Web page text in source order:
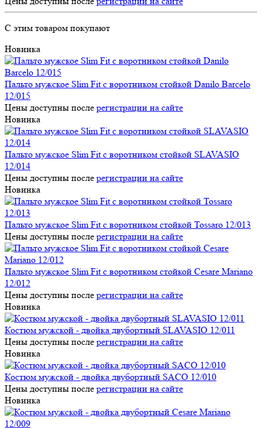
С этим товаром покупают
Новинка
Пальто мужское Slim Fit с воротником стойкой Danilo Barcelo
12/015
Цены доступны после регистрации на сайте
Новинка
Пальто мужское Slim Fit с воротником стойкой SLAVASIO
12/014
Цены доступны после регистрации на сайте
Новинка
Пальто мужское Slim Fit с воротником стойкой Tossaro 12/013
Цены доступны после регистрации на сайте
Пальто мужское Slim Fit с воротником стойкой Cesare Mariano
12/012
Цены доступны после регистрации на сайте
Новинка
Костюм мужской - двойка двубортный SLAVASIO 12/011
Цены доступны после регистрации на сайте
Новинка
Костюм мужской - двойка двубортный SACO 12/010
Цены доступны после регистрации на сайте
Новинка